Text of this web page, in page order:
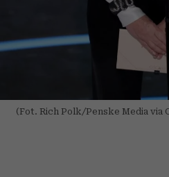
(Fot. Rich Polk/Penske Media via